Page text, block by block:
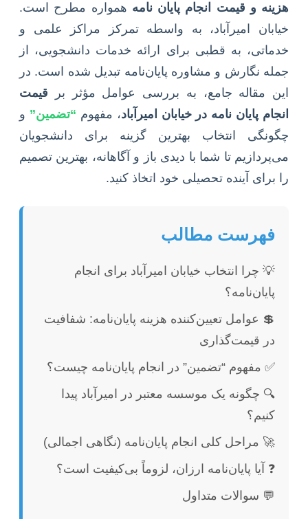
هزینه و قیمت انجام پایان نامه همواره مطرح است.
خیابان امیرآباد، به واسطه تمرکز مراکز علمی و
خدماتی، به قطبی برای ارائه خدمات دانشجویی، از
جمله نگارش و مشاوره پایان‌نامه تبدیل شده است. در
این مقاله جامع، به بررسی عوامل مؤثر بر قیمت
انجام پایان نامه در خیابان امیرآباد، مفهوم “تضمین” و
چگونگی انتخاب بهترین گزینه برای دانشجویان
می‌پردازیم تا شما با دیدی باز و آگاهانه، بهترین تصمیم
را برای آینده تحصیلی خود اتخاذ کنید.
فهرست مطالب
💡 چرا انتخاب خیابان امیرآباد برای انجام
پایان‌نامه؟
💲 عوامل تعیین‌کننده هزینه پایان‌نامه: شفافیت
در قیمت‌گذاری
✅ مفهوم “تضمین” در انجام پایان‌نامه چیست؟
🔍 چگونه یک موسسه معتبر در امیرآباد پیدا
کنیم؟
🚀 مراحل کلی انجام پایان‌نامه (نگاهی اجمالی)
❓ آیا پایان‌نامه ارزان، لزوماً بی‌کیفیت است؟
💬 سوالات متداول